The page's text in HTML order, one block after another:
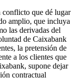
conflicto que dé lugar
amplio, que incluya
las derivadas del
de Caixabank
la pretensión de
a los clientes que
supone dejar
contractual